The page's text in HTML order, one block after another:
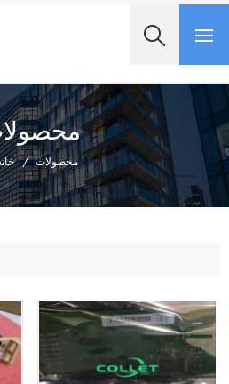
/ محصولات